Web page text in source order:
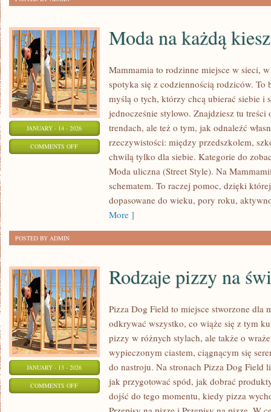
JANUARY - 14 - 2026
COMMENTS OFFON
Moda na każdą
Mammamia to rodzinne miejsce w sieci,
spotyka się z codziennością rodziców.
myślą o tych, którzy chcą ubierać siebie i
jednocześnie stylowo. Znajdziesz tu
trendach, ale też o tym, jak odnaleźć
rzeczywistości: między przedszkolem,
chwilą tylko dla siebie. Kategorie do
Moda uliczna (Street Style). Na
schematem. To raczej pomoc, dzięki
dopasowane do wieku, pory roku,
More ]
POSTED BY ADMIN
JANUARY - 13 - 2026
COMMENTS OFFON
Rodzaje pizzy na
Pizza Dog Field to miejsce stworzone dla
odkrywać wszystko, co wiąże się z tym
pizzy w różnych stylach, ale także o
wypieczonym ciastem, ciągnącym się
do nastroju. Na stronach Pizza Dog
jak przygotować spód, jak dobrać
dojść do tego momentu, kiedy pizza